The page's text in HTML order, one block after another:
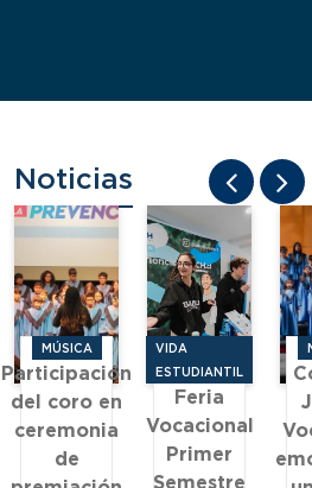
Noticias
MÚSICA
Participación
del coro en
ceremonia
de
VIDA
ESTUDIANTIL
Feria
Vocacional
Primer
Semestre